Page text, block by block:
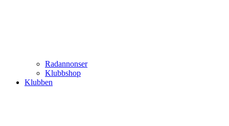
Radannonser
Klubbshop
Klubben